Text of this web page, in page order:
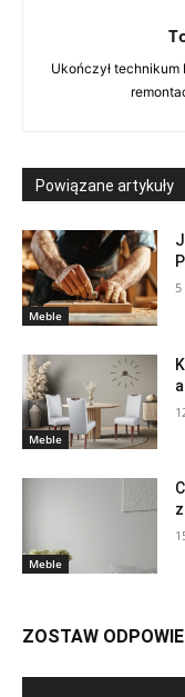
Ukończył technikum
Powiązane artykuły
Meble
5
Meble
Meble
ZOSTAW